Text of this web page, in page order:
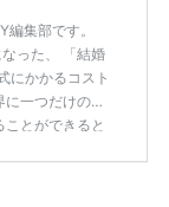
集部です。
った、 「結婚
にかかるコスト
一つだけのオ
ことができると